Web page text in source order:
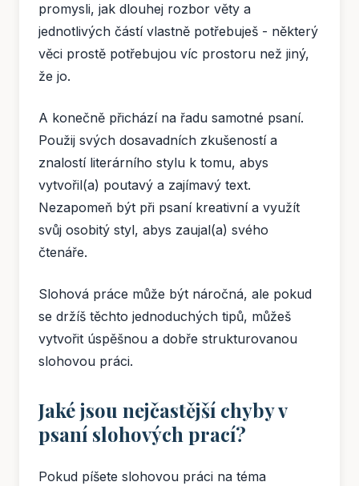
promysli, jak dlouhej rozbor věty a
jednotlivých částí vlastně potřebuješ - některý
věci prostě potřebujou víc prostoru než jiný,
že jo.
A konečně přichází na řadu samotné psaní.
Použij svých dosavadních zkušeností a
znalostí literárního stylu k tomu, abys
vytvořil(a) poutavý a zajímavý text.
Nezapomeň být při psaní kreativní a využít
svůj osobitý styl, abys zaujal(a) svého
čtenáře.
Slohová práce může být náročná, ale pokud
se držíš těchto jednoduchých tipů, můžeš
vytvořit úspěšnou a dobře strukturovanou
slohovou práci.
Jaké jsou nejčastější chyby v
psaní slohových prací?
Pokud píšete slohovou práci na téma